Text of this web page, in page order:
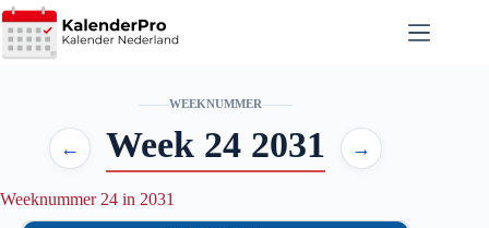
Ga
naar
de
WEEKNUMMER
← Week 24 2031 →
Weeknummer 24 in 2031